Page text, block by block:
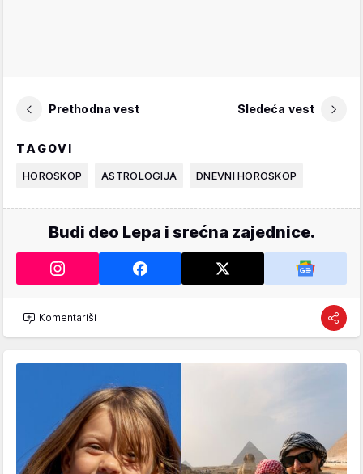
Prethodna vest Sledeća vest
TAGOVI
HOROSKOP ASTROLOGIJA DNEVNI HOROSKOP
Budi deo Lepa i srećna zajednice.
Komentariši